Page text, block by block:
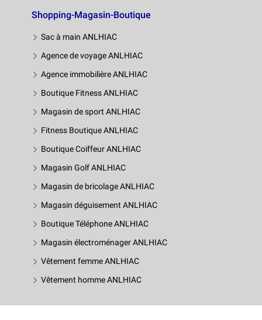
Shopping-Magasin-Boutique
Sac à main ANLHIAC
Agence de voyage ANLHIAC
Agence immobilière ANLHIAC
Boutique Fitness ANLHIAC
Magasin de sport ANLHIAC
Fitness Boutique ANLHIAC
Boutique Coiffeur ANLHIAC
Magasin Golf ANLHIAC
Magasin de bricolage ANLHIAC
Magasin déguisement ANLHIAC
Boutique Téléphone ANLHIAC
Magasin électroménager ANLHIAC
Vêtement femme ANLHIAC
Vêtement homme ANLHIAC